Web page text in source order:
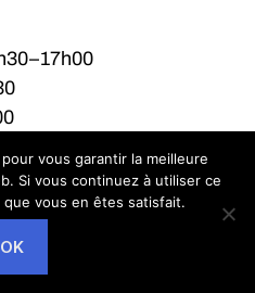
Haut↑
vous garantir la meilleure
Si vous continuez à utiliser ce
vous en êtes satisfait.
OK